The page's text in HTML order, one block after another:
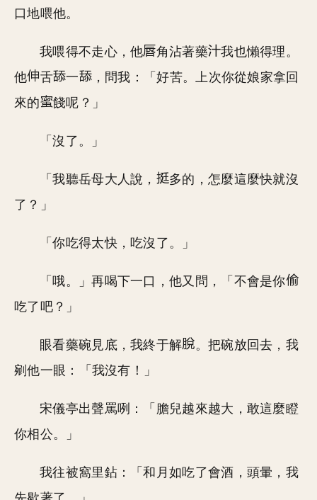
口地喂他。
我喂得不走心，他 角沾著藥
我也懶得理。
他
舌 一
，問我：「好苦。上次你從娘家拿回
來的
餞呢？」
「沒了。」
「我聽岳母大人說，
多的，怎麼這麼快就沒
了？」
「你吃得太快，吃沒了。」
「哦。」再喝下一口，他又問，「不會是你
吃了吧？」
眼看藥碗見底，我終于解
。把碗放回去，我
剜他一眼：「我沒有！」
宋儀亭出聲罵咧：「膽兒越來越大，敢這麼瞪
你相公。」
我往被窩里鉆：「和月如吃了會酒，頭暈，我